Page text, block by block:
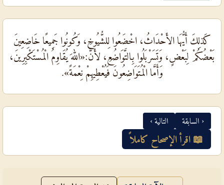
كَذلِكَ أَيُّهَا الأَحْدَاثُ، اخْضَعُوا لِلشُّيُوخِ، وَكُونُوا جَمِيعًا خَاضِعِينَ
بَعْضُكُمْ لِبَعْضٍ، وَتَسَرْبَلُوا بِالتَّوَاضُعِ، لأَنَّ:«اللهَ يُقَاوِمُ الْمُسْتَكْبِرِينَ،
وَأَمَّا الْمُتَوَاضِعُونَ فَيُعْطِيهِمْ نِعْمَةً».
‹ السابقة التالية ›
📖 اقرأ الإصحاح كاملاً